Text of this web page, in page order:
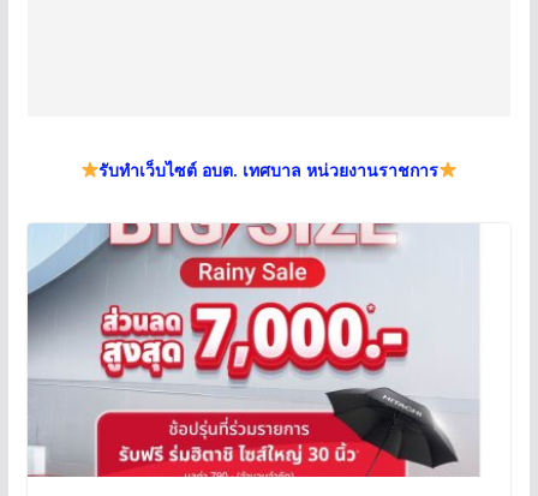
รับทำเว็บไซต์ อบต. เทศบาล หน่วยงานราชการ